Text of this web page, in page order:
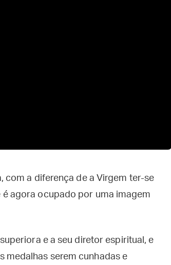
com a diferença de a Virgem ter-se
agora ocupado por uma imagem
e a seu diretor espiritual, e
medalhas serem cunhadas e